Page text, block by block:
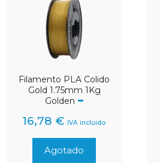
Filamento PLA Colido
Gold 1.75mm 1Kg
Golden
16,78 € IVA incluido
Agotado